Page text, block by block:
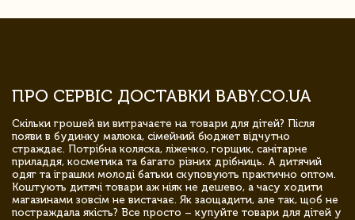
ПРО СЕРВІС ДОСТАВКИ BABY.CO.UA
Скільки грошей ви витрачаєте на товари для дітей? Після
появи в будинку малюка, сімейний бюджет відчутно
страждає. Потрібна коляска, ліжечко, горщик, санітарне
приладдя, косметика та багато різних дрібниць. А дитячий
одяг та іграшки молоді батьки скуповують практично оптом.
Коштують дитячі товари аж ніяк не дешево, а часу ходити
магазинами зовсім не вистачає. Як заощадити, але так, щоб не
постраждала якість? Все просто – купуйте товари для дітей у